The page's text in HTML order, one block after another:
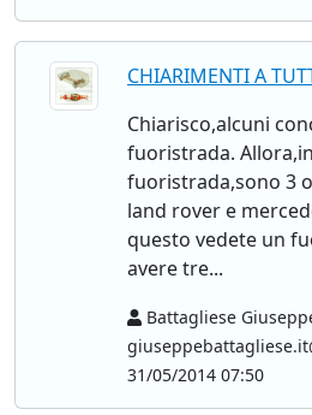
CHIARIMENTI A
Chiarisco,alcuni
fuoristrada.
fuoristrada,sono 3
land rover e
questo vedete un
avere tre...
Battagliese
31/05/2014 07:50